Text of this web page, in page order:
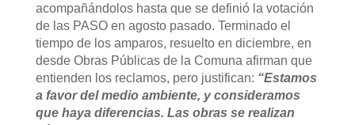
acompañándolos hasta que se definió la votación
de las PASO en agosto pasado. Terminado el
tiempo de los amparos, resuelto en diciembre, en
desde Obras Públicas de la Comuna afirman que
entienden los reclamos, pero justifican: “Estamos
a favor del medio ambiente, y consideramos
que haya diferencias. Las obras se realizan